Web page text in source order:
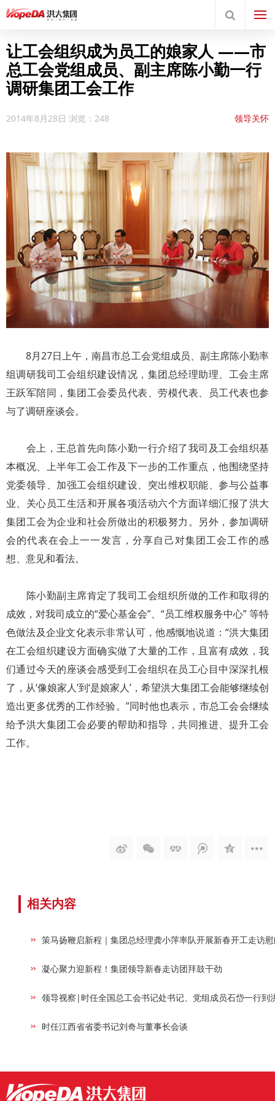
让工会组织成为员工的娘家人 ——市
总工会党组成员、副主席陈小勤一行
调研集团工会工作
2014年8月28日 浏览：248 领导关怀
8月27日上午，南昌市总工会党组成员、副主席陈小勤率
组调研我司工会组织建设情况，集团总经理助理、工会主席
王跃军陪同，集团工会委员代表、劳模代表、员工代表也参
与了调研座谈会。
会上，王总首先向陈小勤一行介绍了我司及工会组织基
本概况、上半年工会工作及下一步的工作重点，他围绕坚持
党委领导、加强工会组织建设、突出维权职能、参与公益事
业、关心员工生活和开展各项活动六个方面详细汇报了洪大
集团工会为企业和社会所做出的积极努力。另外，参加调研
会的代表在会上一一发言，分享自己对集团工会工作的感
想、意见和看法。
陈小勤副主席肯定了我司工会组织所做的工作和取得的
成效，对我司成立的“爱心基金会”、“员工维权服务中心” 等特
色做法及企业文化表示非常认可，他感慨地说道：“洪大集团
在工会组织建设方面确实做了大量的工作，且富有成效，我
们通过今天的座谈会感受到工会组织在员工心目中深深扎根
了，从‘像娘家人’到‘是娘家人’，希望洪大集团工会能够继续创
造出更多优秀的工作经验。”同时他也表示，市总工会会继续
给予洪大集团工会必要的帮助和指导，共同推进、提升工会
工作。
相关内容
策马扬鞭启新程｜集团总经理龚小萍率队开展新春开工走访
凝心聚力迎新程！集团领导新春走访团拜鼓干劲
领导视察|时任全国总工会书记处书记、党组成员石岱一行到
时任江西省省委书记刘奇与董事长会谈